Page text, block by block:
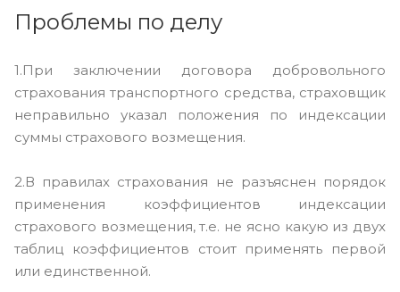
Проблемы по делу
1.При заключении договора добровольного
страхования транспортного средства, страховщик
неправильно указал положения по индексации
суммы страхового возмещения.
2.В правилах страхования не разъяснен порядок
применения коэффициентов индексации
страхового возмещения, т.е. не ясно какую из двух
таблиц коэффициентов стоит применять первой
или единственной.